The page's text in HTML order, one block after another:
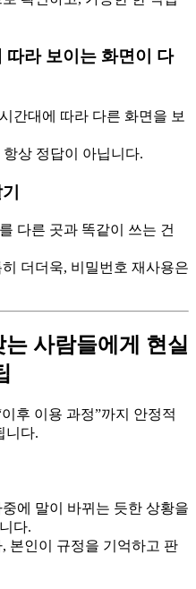
따라 보이는 화면이 다
간대에 따라 다른 화면을 보
상 정답이 아닙니다.
다른 곳과 똑같이 쓰는 건
더더욱, 비밀번호 재사용은
사람들에게 현실
후 이용 과정”까지 안정적
니다.
에 말이 바뀌는 듯한 상황을
다.
본인이 규정을 기억하고 판